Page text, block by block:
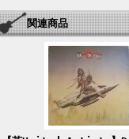
関連商品